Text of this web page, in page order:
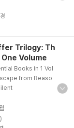
Trilogy: Th
Volume
Books in 1 Vol
from Reaso